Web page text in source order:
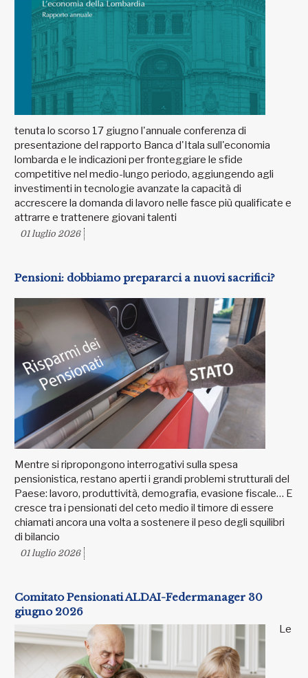
tenuta lo scorso 17 giugno l'annuale conferenza di
presentazione del rapporto Banca d'Itala sull'economia
lombarda e le indicazioni per fronteggiare le sfide
competitive nel medio-lungo periodo, aggiungendo agli
investimenti in tecnologie avanzate la capacità di
accrescere la domanda di lavoro nelle fasce più qualificate e
attrarre e trattenere giovani talenti
01 luglio 2026
Pensioni: dobbiamo prepararci a nuovi sacrifici?
Mentre si ripropongono interrogativi sulla spesa
pensionistica, restano aperti i grandi problemi strutturali del
Paese: lavoro, produttività, demografia, evasione fiscale… E
cresce tra i pensionati del ceto medio il timore di essere
chiamati ancora una volta a sostenere il peso degli squilibri
di bilancio
01 luglio 2026
Comitato Pensionati ALDAI-Federmanager 30
giugno 2026
Le